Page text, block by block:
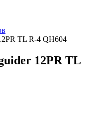
TL R-4 QH604
12PR TL